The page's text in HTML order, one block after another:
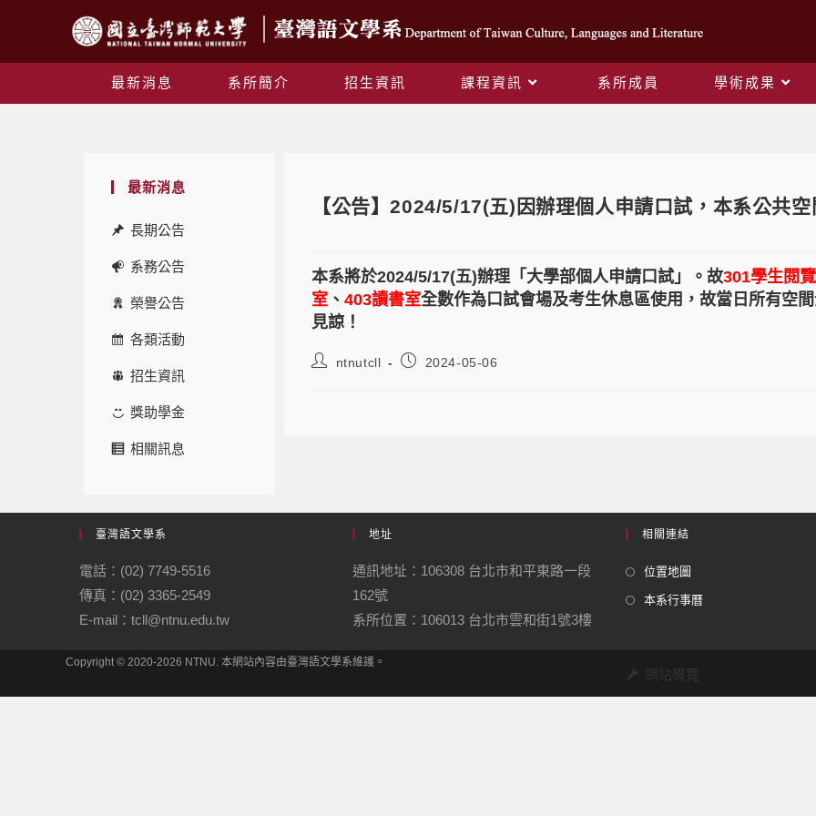
最新消息 系所簡介 招生資訊 課程資訊 系所成員 學術成果
最新消息
長期公告
系務公告
榮譽公告
各類活動
招生資訊
獎助學金
相關訊息
【公告】2024/5/17(五)因辦理個人申請口試，本系公共
本系將於2024/5/17(五)辦理「大學部個人申請口試」。故301學生閱
室 、 403讀書室全數作為口試會場及考生休息區使用，故當日所有空
見諒！
ntnutcll 2024-05-06
臺灣語文學系
電話：(02) 7749-5516
傳真：(02) 3365-2549
E-mail：tcll@ntnu.edu.tw
地址
通訊地址：106308 台北市和平東路一段
162號
系所位置：106013 台北市雲和街1號3樓
相關連結
位置地圖
本系行事曆
網站導覽
Copyright © 2020-2026 NTNU. 本網站內容由臺灣語文學系維護。